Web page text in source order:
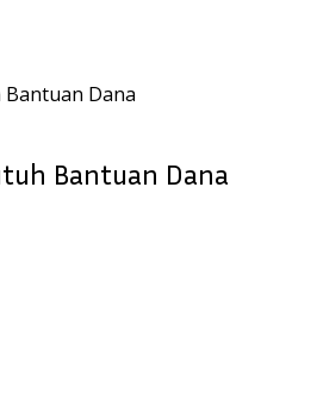
Dana
Bantuan Dana